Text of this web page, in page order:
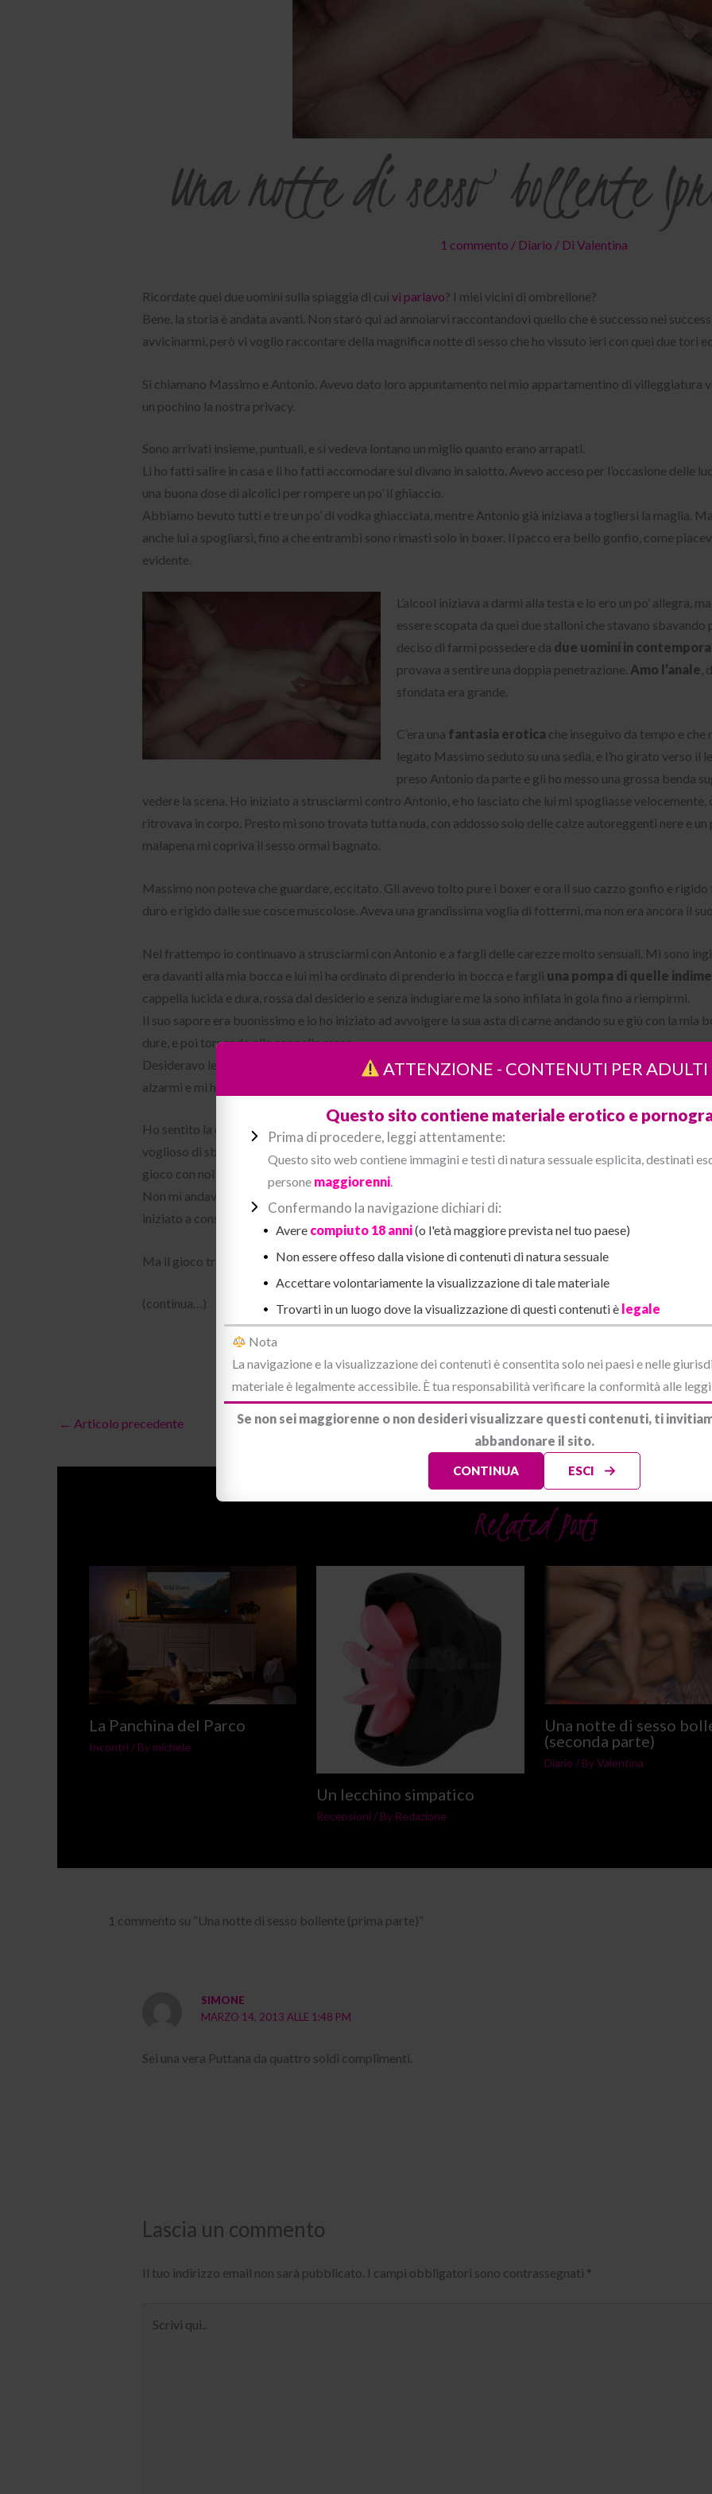
ATTENZIONE - CONTENUTI PER ADULTI
Questo sito contiene materiale erotico e
Prima di procedere, leggi attentamente:
Questo sito web contiene immagini e testi di natura sessuale esplicita, destinati
persone maggiorenni.
Confermando la navigazione dichiari di:
Avere compiuto 18 anni(o l'età maggiore prevista nel tuo paese)
Non essere offeso dalla visione di contenuti di natura sessuale
Accettare volontariamente la visualizzazione di tale materiale
Trovarti in un luogo dove la visualizzazione di questi contenuti è legale
Nota
La navigazione e la visualizzazione dei contenuti è consentita solo nei paesi e nelle
materiale è legalmente accessibile. È tua responsabilità verificare la conformità alle
Se non sei maggiorenne o non desideri visualizzare questi contenuti, ti
abbandonare il sito.
CONTINUA ESCI
Una notte di sesso bollente
1 commento / Diario / Di Valentina
Ricordate quei due uomini sulla spiaggia di cui vi parlavo? I miei vicini di ombrellone?
Bene, la storia è andata avanti. Non starò qui ad annoiarvi raccontandovi quello che è successo nei
avvicinarmi, però vi voglio raccontare della magnifica notte di sesso che ho vissuto ieri con quei due tori
Si chiamano Massimo e Antonio. Avevo dato loro appuntamento nel mio appartamentino di villeggiatura
un pochino la nostra privacy.
Sono arrivati insieme, puntuali, e si vedeva lontano un miglio quanto erano arrapati.
Li ho fatti salire in casa e li ho fatti accomodare sul divano in salotto. Avevo acceso per l’occasione delle
una buona dose di alcolici per rompere un po’ il ghiaccio.
Abbiamo bevuto tutti e tre un po’ di vodka ghiacciata, mentre Antonio già iniziava a togliersi la maglia.
anche lui a spogliarsi, fino a che entrambi sono rimasti solo in boxer. Il pacco era bello gonfio, come
evidente.
L’alcool iniziava a darmi alla testa e io ero un po’ allegra,
essere scopata da quei due stalloni che stavano sbavando
deciso di farmi possedere da due uomini in
provava a sentire una doppia penetrazione. Amo l’anale ,
sfondata era grande.
C’era una fantasia erotica che inseguivo da tempo e
legato Massimo seduto su una sedia, e l’ho girato verso
preso Antonio da parte e gli ho messo una grossa benda
vedere la scena. Ho iniziato a strusciarmi contro Antonio, e ho lasciato che lui mi spogliasse velocemente,
ritrovava in corpo. Presto mi sono trovata tutta nuda, con addosso solo delle calze autoreggenti nere e
malapena mi copriva il sesso ormai bagnato.
Massimo non poteva che guardare, eccitato. Gli avevo tolto pure i boxer e ora il suo cazzo gonfio e
duro e rigido dalle sue cosce muscolose. Aveva una grandissima voglia di fottermi, ma non era ancora il
Nel frattempo io continuavo a strusciarmi con Antonio e a fargli delle carezze molto sensuali. Mi sono
era davanti alla mia bocca e lui mi ha ordinato di prenderlo in bocca e fargli una pompa di quelle
cappella lucida e dura, rossa dal desiderio e senza indugiare me la sono infilata in gola fino a riempirmi.
Il suo sapore era buonissimo e io ho iniziato ad avvolgere la sua asta di carne andando su e giù con la mia
dure, e poi tornando alla cappella rossa.
Desideravo leccarlo per tanto tempo, volevo spompinarlo fino a farlo venire, ma Antonio non era
alzarmi e mi ha fatta girare, mettendomi a 90° sul letto, mentre Massimo si stava gustando tutta la scena
Ho sentito la cappella che mi stava puntando la figa e ad un certo punto mi sono sentita sfondata
voglioso di sborrare. I miei mugolii di piacere si univano a quelli di Massimo che non riusciva più a
gioco con noi due.
Non mi andava di farlo soffrire oltre e così mentre mi facevo pompare la figa da dietro, mi sono
iniziato a consolarlo con una potente leccata che lo ha fatto impazzire.
Ma il gioco tra noi era appena iniziato…
(continua…)
← Articolo precedente
Related Posts
La Panchina del Parco
Incontri / By michele
Un lecchino simpatico
Recensioni / By Redazione
Una notte di sesso
(seconda parte)
Diario / ByValentina
1 commento su “Una notte di sesso bollente (prima parte)”
SIMONE
MARZO 14, 2013 ALLE 1:48 PM
Sei una vera Puttana da quattro soldi complimenti.
Lascia un commento
Il tuo indirizzo email non sarà pubblicato. I campi obbligatori sono contrassegnati *